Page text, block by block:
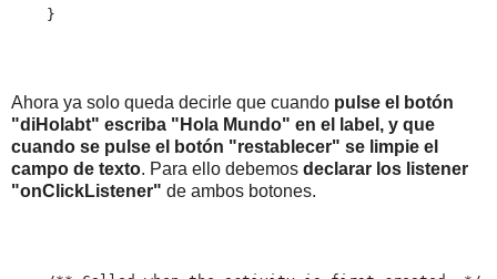
}
Ahora ya solo queda decirle que cuando pulse el botón
"diHolabt" escriba "Hola Mundo" en el label, y que
cuando se pulse el botón "restablecer" se limpie el
campo de texto. Para ello debemos declarar los listener
"onClickListener" de ambos botones.